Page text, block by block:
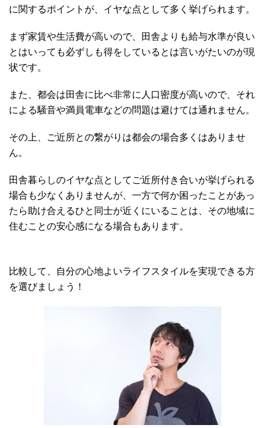
に関するポイントが、イヤな点として多く挙げられます。
まず家賃や生活費が高いので、田舎よりも給与水準が良い
とはいっても必ずしも得をしているとは言いがたいのが現
状です。
また、都会は田舎に比べ非常に人口密度が高いので、それ
による騒音や満員電車などの問題は避けては通れません。
その上、ご近所との繋がりは都会の場合多くはありませ
ん。
田舎暮らしのイヤな点としてご近所付き合いが挙げられる
場合も少なくありませんが、一方で何か困ったことがあっ
たら助け合えるひと同士が近くにいることは、その地域に
住むことの安心感になる場合もあります。
比較して、自分の心地よいライフスタイルを実現できる方
を選びましょう！